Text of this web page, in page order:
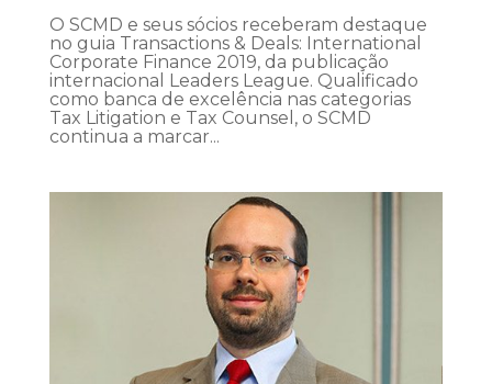
O SCMD e seus sócios receberam destaque
no guia Transactions & Deals: International
Corporate Finance 2019, da publicação
internacional Leaders League. Qualificado
como banca de excelência nas categorias
Tax Litigation e Tax Counsel, o SCMD
continua a marcar...